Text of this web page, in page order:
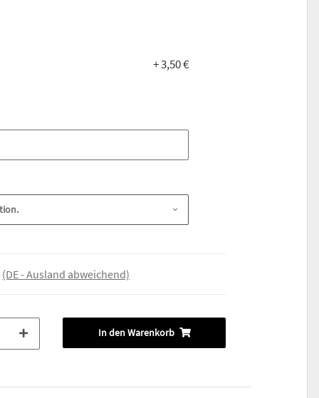
+ 3,50 €
(DE - Ausland abweichend)
In den Warenkorb